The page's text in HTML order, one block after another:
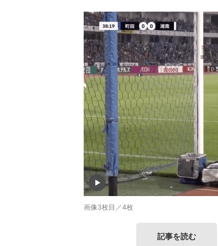
画像3枚目／4枚
記事を読む